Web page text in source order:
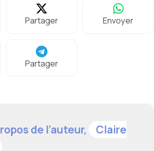
Partager Envoyer
Partager
de l’auteur,
Claire